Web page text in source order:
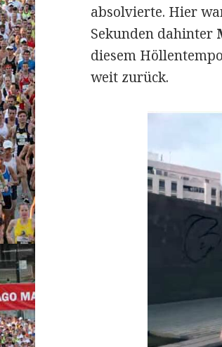
absolvierte. Hier
Sekunden dahinter
diesem
weit zurück.